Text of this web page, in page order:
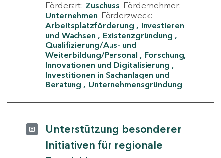
Förderart: Zuschuss Fördernehmer:
Unternehmen Förderzweck:
Arbeitsplatzförderung
Investieren
und Wachsen
Existenzgründung
Qualifizierung/Aus- und
Weiterbildung/Personal
Forschung,
Innovationen und Digitalisierung
Investitionen in Sachanlagen und
Beratung
Unternehmensgründung
Unterstützung besonderer
Initiativen für regionale